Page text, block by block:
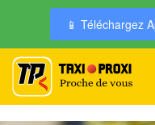
📱 Téléchargez